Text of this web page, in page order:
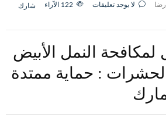
لا يوجد تعليقات الآراء
شارك
لمكافحة النمل الأبيض
الحشرات : حماية ممتدة